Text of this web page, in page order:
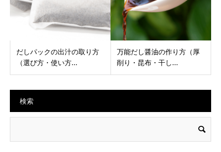
だしパックの出汁の取り方
（選び方・使い方...
万能だし醤油の作り方（厚
削り・昆布・干し...
検索